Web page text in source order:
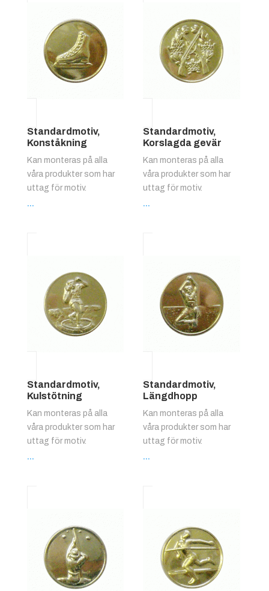
Standardmotiv,
Konståkning
Kan monteras på alla
våra produkter som har
uttag för motiv.
...
Standardmotiv,
Korslagda gevär
Kan monteras på alla
våra produkter som har
uttag för motiv.
...
Standardmotiv,
Kulstötning
Kan monteras på alla
våra produkter som har
uttag för motiv.
...
Standardmotiv,
Längdhopp
Kan monteras på alla
våra produkter som har
uttag för motiv.
...